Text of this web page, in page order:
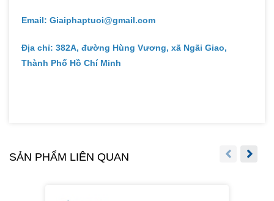
Email: Giaiphaptuoi@gmail.com
Địa chỉ: 382A, đường Hùng Vương, xã Ngãi Giao,
Thành Phố Hồ Chí Minh
SẢN PHẨM LIÊN QUAN